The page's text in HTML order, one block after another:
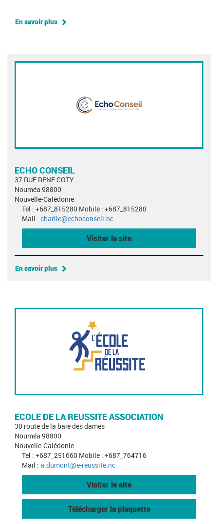
En savoir plus
ECHO CONSEIL
37 RUE RENE COTY
Nouméa 98800
Nouvelle-Calédonie
Tel : +687_815280 Mobile : +687_815280
Mail : charlie@echoconseil.nc
Visiter le site
En savoir plus
ECOLE DE LA REUSSITE ASSOCIATION
30 route de la baie des dames
Nouméa 98800
Nouvelle-Calédonie
Tel : +687_251660 Mobile : +687_764716
Mail : a.dumont@e-reussite.nc
Visiter le site
Télécharger la plaquette